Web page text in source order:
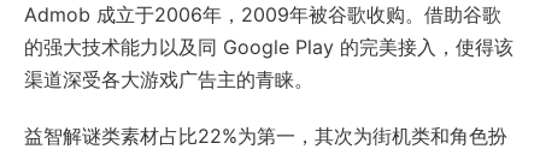
Admob 成立于2006年，2009年被谷歌收购。借助谷歌
的强大技术能力以及同 Google Play 的完美接入，使得该
渠道深受各大游戏广告主的青睐。
益智解谜类素材占比22%为第一，其次为街机类和角色扮